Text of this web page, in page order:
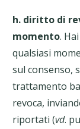
h. diritto di
momento.
qualsiasi
sul consenso,
trattamento
revoca,
riportati (vd.